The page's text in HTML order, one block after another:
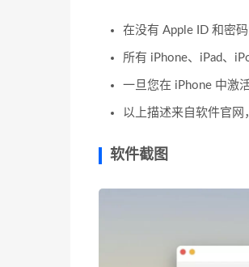
在没有 Apple ID 和密
所有 iPhone、iPad、
一旦您在 iPhone 中激
以上描述来自软件官网
软件截图